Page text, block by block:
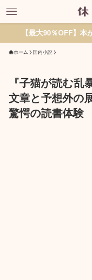
【最大90％OFF】
ホーム 国内小説
『子猫が読む乱
文章と予想外の
驚愕の読書体験